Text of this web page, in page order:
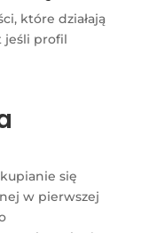
które działają
jeśli profil
się
w pierwszej